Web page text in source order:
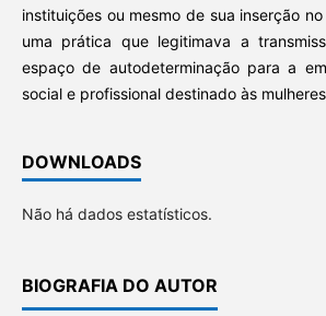
instituições ou mesmo de sua inserção
uma prática que legitimava a
espaço de autodeterminação para a
social e profissional destinado às
DOWNLOADS
Não há dados estatísticos.
BIOGRAFIA DO AUTOR